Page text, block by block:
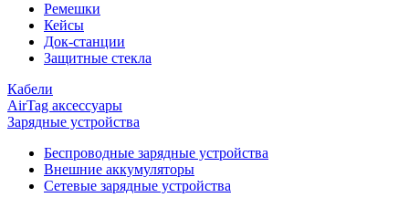
Ремешки
Кейсы
Док-станции
Защитные стекла
Кабели
AirTag аксессуары
Зарядные устройства
Беспроводные зарядные устройства
Внешние аккумуляторы
Сетевые зарядные устройства